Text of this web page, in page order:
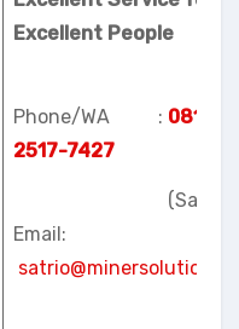
Excellent People
Phone/WA : 0813-
2517-7427
(Satrio)
Email:
satrio@minersolution.id